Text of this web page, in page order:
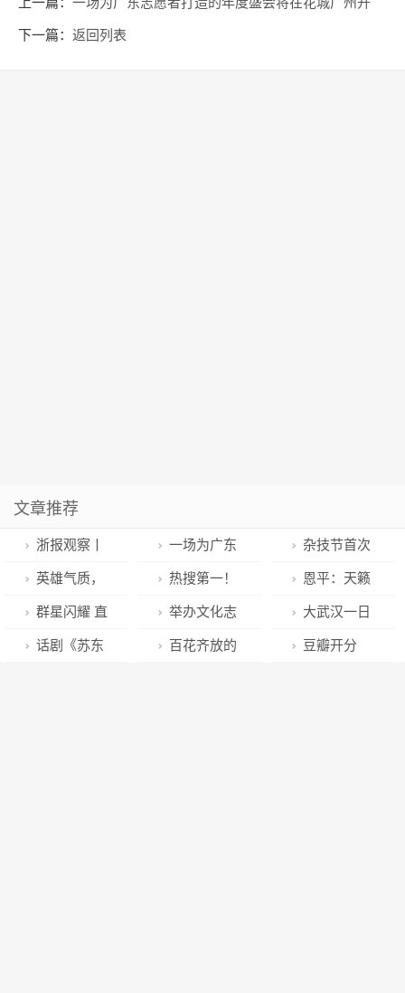
启……
下一篇： 返回列表
文章推荐
浙报观察丨
舞剧《遇见大
运河》演出十
年 为何常演常
一场为广东
志愿者打造的
年度盛会将在
花城广州开
杂技节首次
线上直播，百
万网友云赏走
钢丝，“他每晃
英雄气质，
浪漫情怀，杂
技节嘉宾盛赞
热搜第一！
微博之夜上演
明星“世纪同
恩平：天籁
之音，由此发
出……
群星闪耀 直
上银河 第33届
举办文化志
愿服务主题展
大武汉一日
丨毫无防备，
话剧《苏东 百花齐放的 豆瓣开分